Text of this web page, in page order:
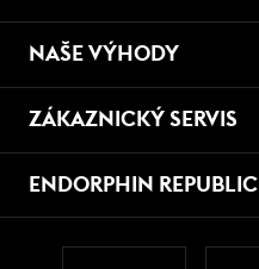
NAŠE VÝHODY
ZÁKAZNICKÝ SERVIS
ENDORPHIN REPUBLIC